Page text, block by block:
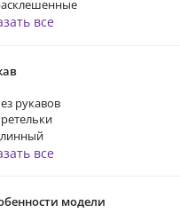
все
рукавов
все
модели